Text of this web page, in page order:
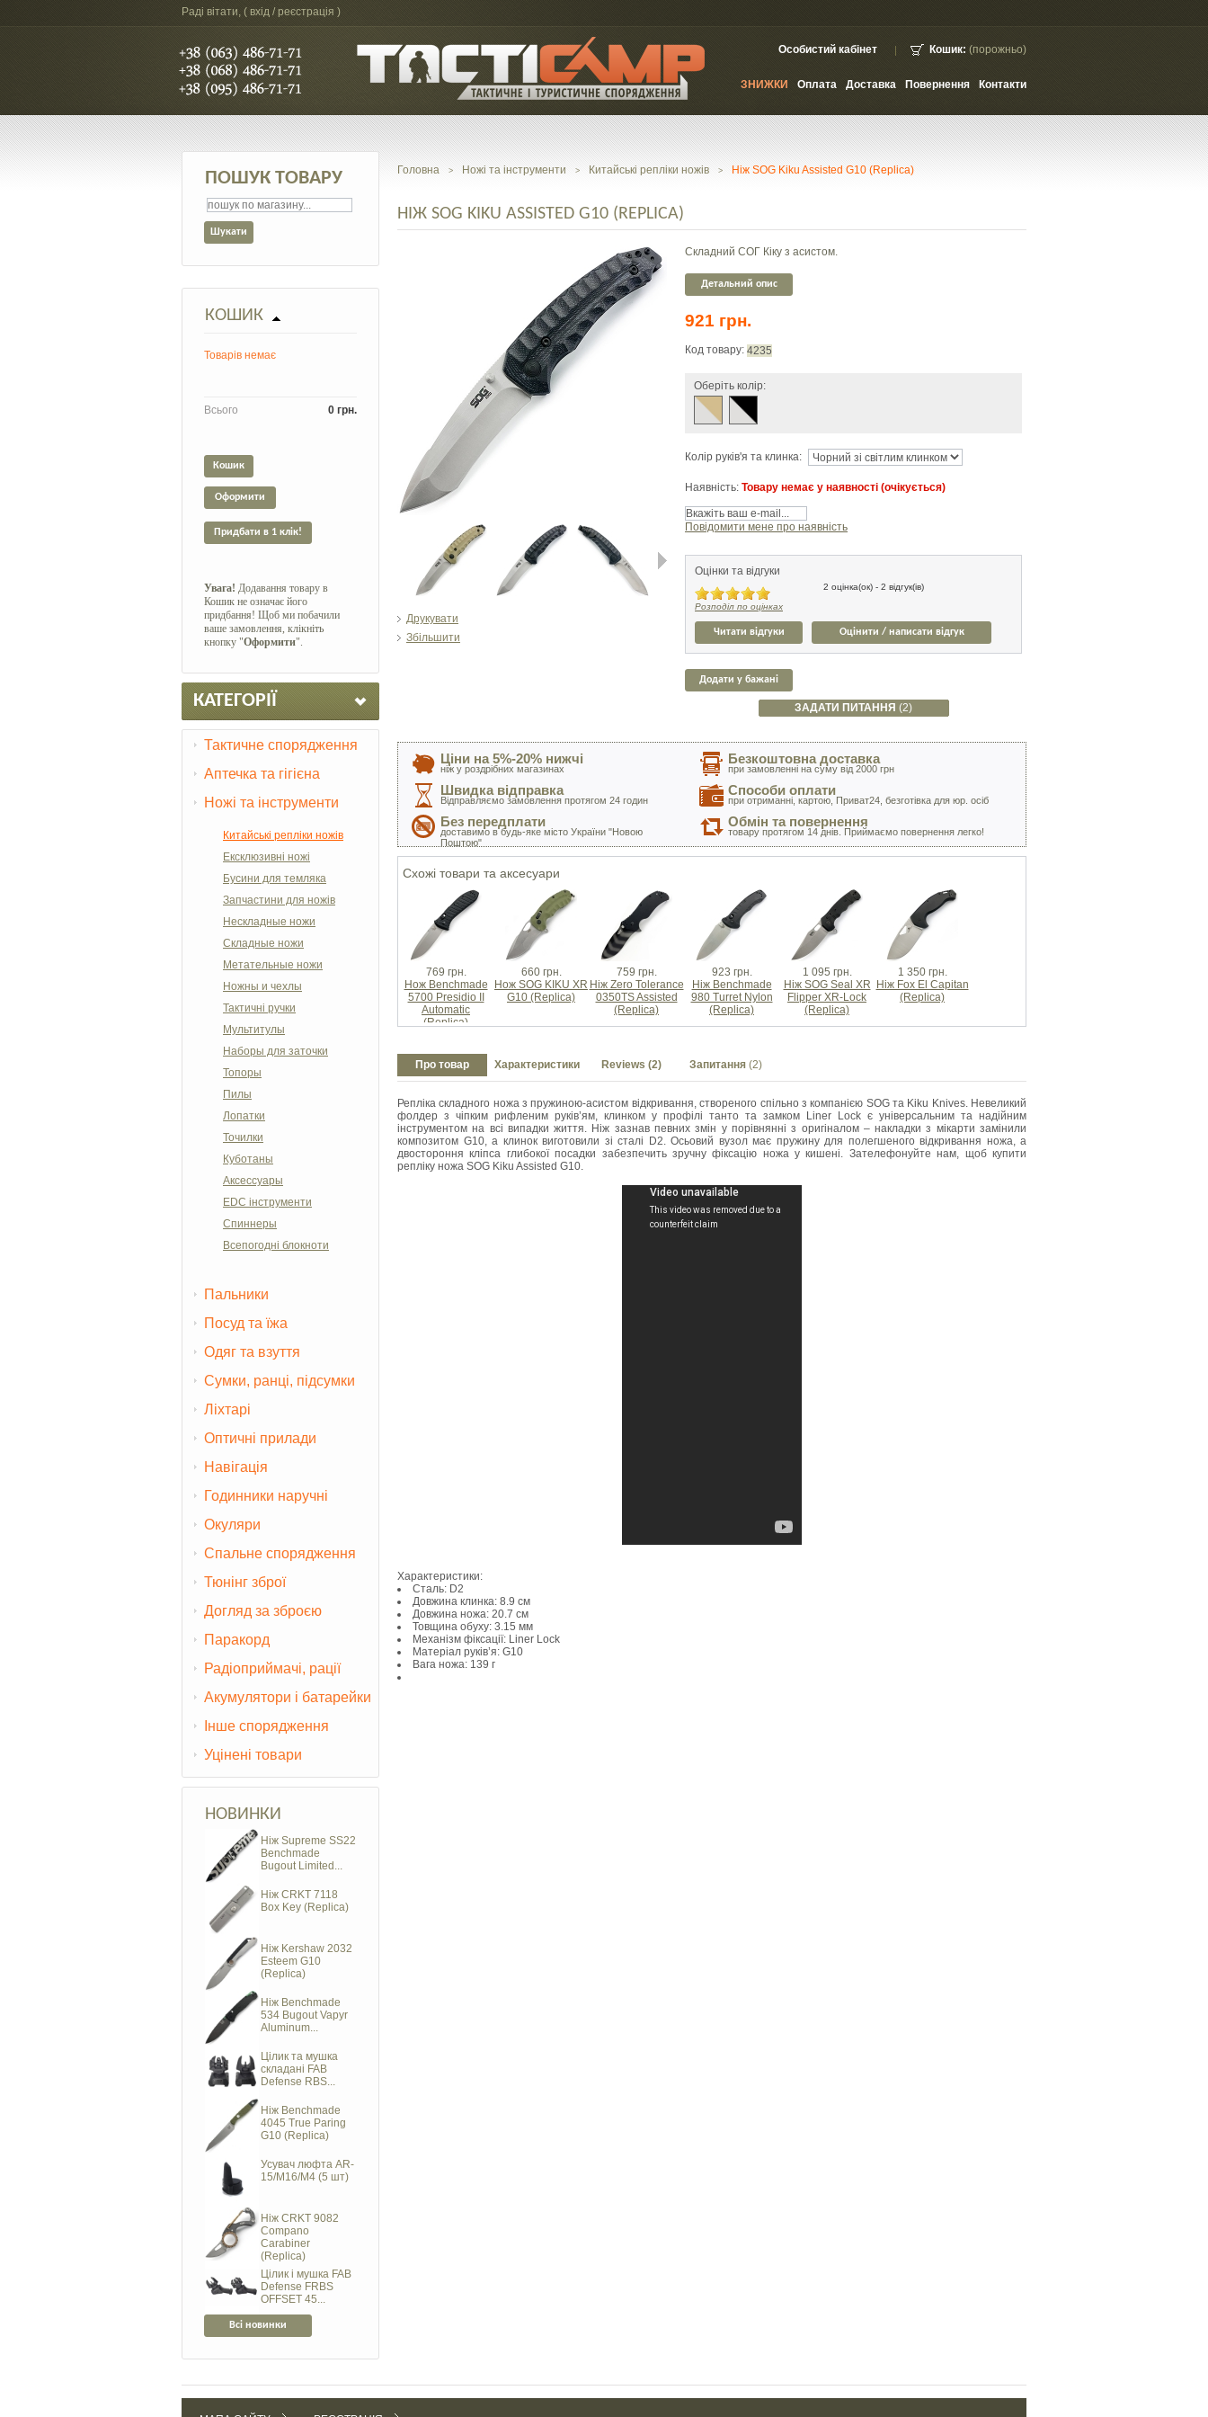
Раді вітати, ( вхід / реєстрація )
Кошик: (порожньо)
Особистий кабінет
Контакти
Повернення
Доставка
Оплата
ЗНИЖКИ
ПОШУК ТОВАРУ
КОШИК
Товарів немає
Всього 0 грн.
Кошик
Оформити
Придбати в 1 клік!
Увага! Додавання товару в
Кошик не означає його
придбання! Щоб ми побачили
ваше замовлення, клікніть
кнопку "Оформити".
КАТЕГОРІЇ
Тактичне спорядження
Аптечка та гігієна
Ножі та інструменти
Китайські репліки ножів
Ексклюзивні ножі
Бусини для темляка
Запчастини для ножів
Нескладные ножи
Складные ножи
Метательные ножи
Ножны и чехлы
Тактичні ручки
Мультитулы
Наборы для заточки
Топоры
Пилы
Лопатки
Точилки
Куботаны
Аксессуары
EDC інструменти
Спиннеры
Всепогодні блокноти
Пальники
Посуд та їжа
Одяг та взуття
Сумки, ранці, підсумки
Ліхтарі
Оптичні прилади
Навігація
Годинники наручні
Окуляри
Спальне спорядження
Тюнінг зброї
Догляд за зброєю
Паракорд
Радіоприймачі, рації
Акумулятори і батарейки
Інше спорядження
Уцінені товари
НОВИНКИ
Ніж Supreme SS22
Benchmade
Bugout Limited...
Ніж CRKT 7118
Box Key (Replica)
Ніж Kershaw 2032
Esteem G10
(Replica)
Ніж Benchmade
534 Bugout Vapyr
Aluminum...
Цілик та мушка
складані FAB
Defense RBS...
Ніж Benchmade
4045 True Paring
G10 (Replica)
Усувач люфта AR-
15/M16/M4 (5 шт)
Ніж CRKT 9082
Compano
Carabiner
(Replica)
Цілик і мушка FAB
Defense FRBS
OFFSET 45...
Всі новинки
Головна > Ножі та інструменти > Китайські репліки ножів > Ніж SOG Kiku Assisted G10 (Replica)
НІЖ SOG KIKU ASSISTED G10 (REPLICA)
Друкувати
Збільшити
Складний СОГ Кіку з асистом.
Детальний опис
921 грн.
Код товару: 4235
Оберіть колір:
Колір руків'я та клинка:
Наявність: Товару немає у наявності (очікується)
Повідомити мене про наявність
Оцінки та відгуки
2 оцінка(ок) - 2 відгук(ів)
Розподіл по оцінках
Читати відгуки Оцінити / написати відгук
Додати у бажані
ЗАДАТИ ПИТАННЯ (2)
Ціни на 5%-20% нижчі
ніж у роздрібних магазинах
Швидка відправка
Відправляємо замовлення протягом 24 годин
Без передплати
доставимо в будь-яке місто України "Новою
Поштою"
Безкоштовна доставка
при замовленні на суму від 2000 грн
Способи оплати
при отриманні, картою, Приват24, безготівка для юр. осіб
Обмін та повернення
товару протягом 14 днів. Приймаємо повернення легко!
Схожі товари та аксесуари
769 грн.
Нож Benchmade
5700 Presidio II
Automatic
(Replica)
660 грн.
Нож SOG KIKU XR
G10 (Replica)
759 грн.
Ніж Zero Tolerance
0350TS Assisted
(Replica)
923 грн.
Ніж Benchmade
980 Turret Nylon
(Replica)
1 095 грн.
Ніж SOG Seal XR
Flipper XR-Lock
(Replica)
1 350 грн.
Ніж Fox El Capitan
(Replica)
Про товар Характеристики Reviews (2) Запитання (2)
Репліка складного ножа з пружиною-асистом відкривання, створеного спільно з компанією SOG та Kiku Knives. Невеликий
фолдер з чіпким рифленим руків’ям, клинком у профілі танто та замком Liner Lock є універсальним та надійним
інструментом на всі випадки життя. Ніж зазнав певних змін у порівнянні з оригіналом – накладки з мікарти замінили
композитом G10, а клинок виготовили зі сталі D2. Осьовий вузол має пружину для полегшеного відкривання ножа, а
двостороння кліпса глибокої посадки забезпечить зручну фіксацію ножа у кишені. Зателефонуйте нам, щоб купити
репліку ножа SOG Kiku Assisted G10.
Характеристики:
Сталь: D2
Довжина клинка: 8.9 см
Довжина ножа: 20.7 см
Товщина обуху: 3.15 мм
Механізм фіксації: Liner Lock
Матеріал руків’я: G10
Вага ножа: 139 г